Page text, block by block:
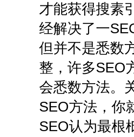
才能获得搜素
经解决了一
但并不是悉数
整，许多SEO
会悉数方法。
SEO方法，你
SEO认为最根